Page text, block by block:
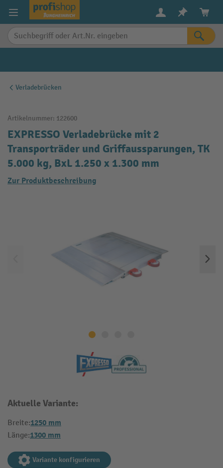
springen
Verladebrücken
Artikelnummer: 122600
EXPRESSO Verladebrücke mit 2
Transporträder und Griffaussparungen, TK
5.000 kg, BxL 1.250 x 1.300 mm
Zur Produktbeschreibung
Aktuelle Variante:
Breite:1250 mm
Länge:1300 mm
Variante konfigurieren